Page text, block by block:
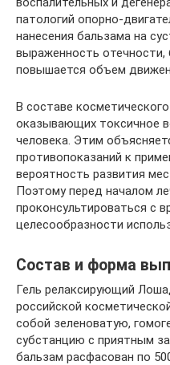
патологий опорно-
нанесения бальзама на
выраженность
повышается объем
В составе
оказывающих токсичное
человека. Этим
противопоказаний к
вероятность развития
Поэтому перед началом
проконсультироваться с
целесообразности
Состав и форма
Гель релаксирующий
российской
собой зеленоватую,
субстанцию с приятным
бальзам расфасован по